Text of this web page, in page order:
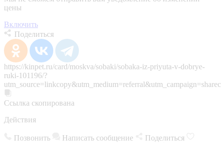
цены
Включить
Поделиться
https://kinpet.ru/card/moskva/sobaki/sobaka-iz-priyuta-v-dobrye-
ruki-101196/?
Ссылка скопирована
Действия
Позвонить Написать сообщение
Поделиться